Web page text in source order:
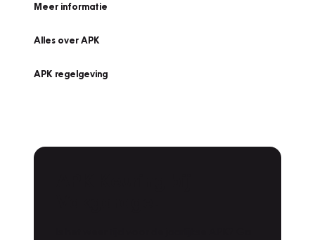
Meer informatie
Alles over APK
APK regelgeving